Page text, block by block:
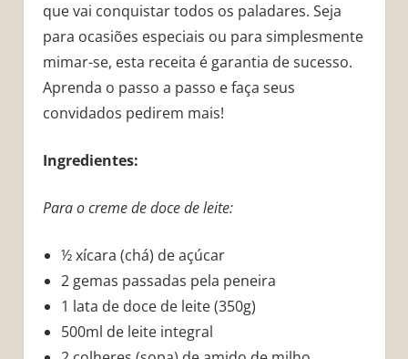
que vai conquistar todos os paladares. Seja
para ocasiões especiais ou para simplesmente
mimar-se, esta receita é garantia de sucesso.
Aprenda o passo a passo e faça seus
convidados pedirem mais!
Ingredientes:
Para o creme de doce de leite:
½ xícara (chá) de açúcar
2 gemas passadas pela peneira
1 lata de doce de leite (350g)
500ml de leite integral